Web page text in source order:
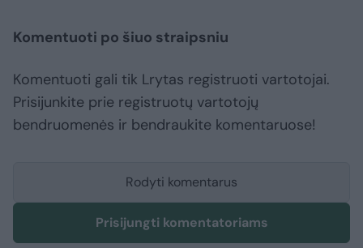
Komentuoti po šiuo straipsniu
Komentuoti gali tik Lrytas registruoti vartotojai.
Prisijunkite prie registruotų vartotojų
bendruomenės ir bendraukite komentaruose!
Rodyti komentarus
Prisijungti komentatoriams